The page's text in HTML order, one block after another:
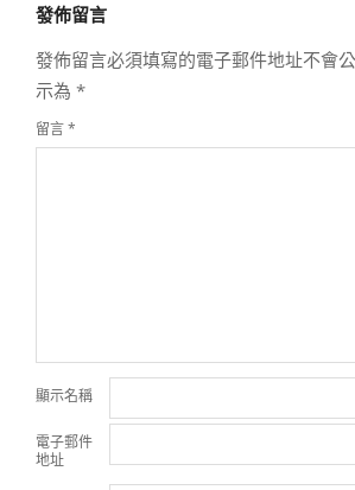
發佈留言
發佈留言必須填寫的電子郵件地址不會
示為 *
留言*
顯示名稱
電子郵件
地址